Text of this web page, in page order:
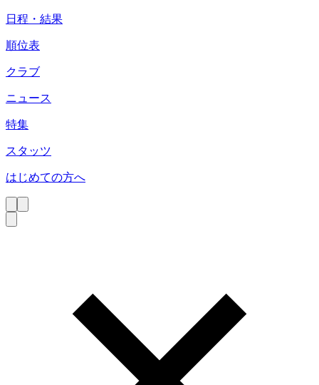
日程・結果
順位表
クラブ
ニュース
特集
スタッツ
はじめての方へ